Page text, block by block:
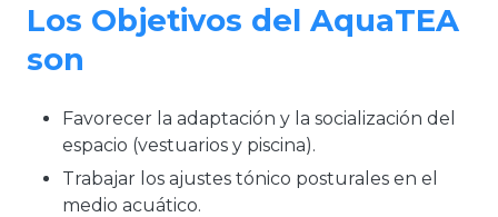
Los Objetivos del AquaTEA
son
Favorecer la adaptación y la socialización del
espacio (vestuarios y piscina).
Trabajar los ajustes tónico posturales en el
medio acuático.